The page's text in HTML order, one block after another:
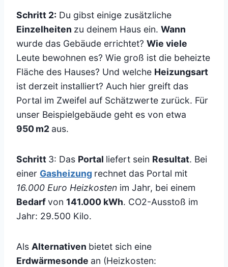
Schritt 2: Du gibst einige zusätzliche
Einzelheiten zu deinem Haus ein. Wann
wurde das Gebäude errichtet? Wie viele
Leute bewohnen es? Wie groß ist die beheizte
Fläche des Hauses? Und welche Heizungsart
ist derzeit installiert? Auch hier greift das
Portal im Zweifel auf Schätzwerte zurück. Für
unser Beispielgebäude geht es von etwa
950 m2 aus.
Schritt 3: Das Portal liefert sein Resultat. Bei
einer Gasheizung rechnet das Portal mit
16.000 Euro Heizkosten im Jahr, bei einem
Bedarfvon 141.000 kWh. CO2-Ausstoß im
Jahr: 29.500 Kilo.
Als Alternativen bietet sich eine
Erdwärmesonde an (Heizkosten: